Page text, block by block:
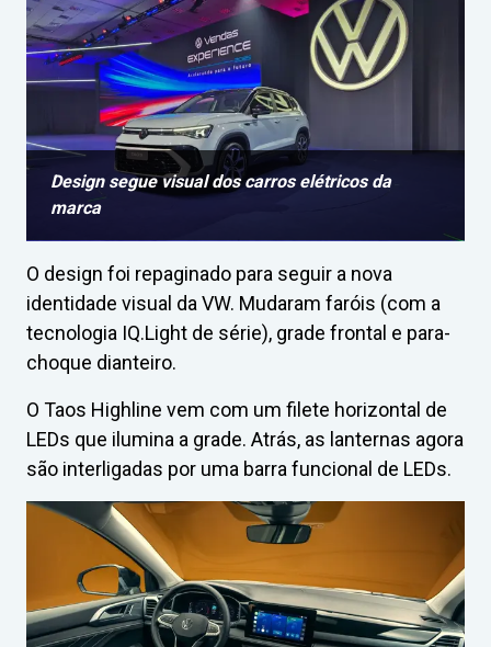
Design segue visual dos carros elétricos da
marca
O design foi repaginado para seguir a nova
identidade visual da VW. Mudaram faróis (com a
tecnologia IQ.Light de série), grade frontal e para-
choque dianteiro.
O Taos Highline vem com um filete horizontal de
LEDs que ilumina a grade. Atrás, as lanternas agora
são interligadas por uma barra funcional de LEDs.